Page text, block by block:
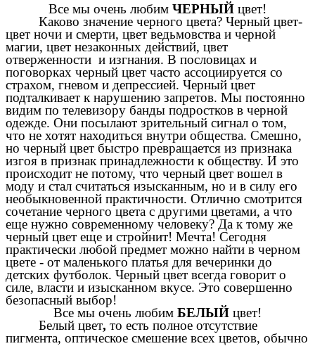
Все мы очень любим ЧЕРНЫЙ цвет!
Каково значение черного цвета? Черный цвет-
цвет ночи и смерти, цвет ведьмовства и черной
магии, цвет незаконных действий, цвет
отверженности и изгнания. В пословицах и
поговорках черный цвет часто ассоциируется со
страхом, гневом и депрессией. Черный цвет
подталкивает к нарушению запретов. Мы постоянно
видим по телевизору банды подростков в черной
одежде. Они посылают зрительный сигнал о том,
что не хотят находиться внутри общества. Смешно,
но черный цвет быстро превращается из признака
изгоя в признак принадлежности к обществу. И это
происходит не потому, что черный цвет вошел в
моду и стал считаться изысканным, но и в силу его
необыкновенной практичности. Отлично смотрится
сочетание черного цвета с другими цветами, а что
еще нужно современному человеку? Да к тому же
черный цвет еще и стройнит! Мечта! Сегодня
практически любой предмет можно найти в черном
цвете - от маленького платья для вечеринки до
детских футболок. Черный цвет всегда говорит о
силе, власти и изысканном вкусе. Это совершенно
безопасный выбор!
Все мы очень любим БЕЛЫЙ цвет!
Белый цвет, то есть полное отсутствие
пигмента, оптическое смешение всех цветов, обычно